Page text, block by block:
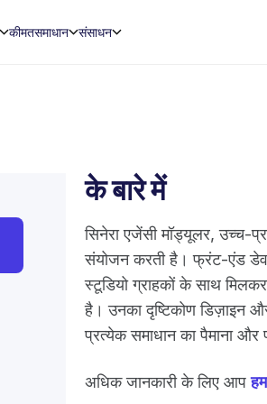
कीमतसमाधान संसाधन
के बारे में
सिनेरा एजेंसी मॉड्यूलर, उच्च-
संयोजन करती है। फ्रंट-एंड
स्टूडियो ग्राहकों के साथ
है। उनका दृष्टिकोण डिज़ाइन
प्रत्येक समाधान का पैमाना
अधिक जानकारी के लिए आप